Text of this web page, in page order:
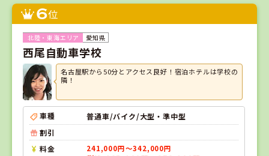
6位
愛知県
西尾自動車学校
名古屋駅から50分とアクセス良好！宿泊ホテルは学校の
隣！
車種
普通車/バイク/大型・準中型
割引
料金
241,000円～342,000円